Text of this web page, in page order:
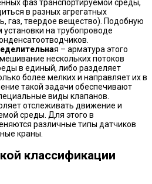
фаз транспортируемой среды,
в разных агрегатных
газ, твердое вещество). Подобную
на трубопроводе
я – арматура этого
нескольких потоков
в единый, либо разделяет
более мелких и направляет их в
такой задачи обеспечивают
виды клапанов.
отслеживать движение и
среды. Для этого в
различные типы датчиков
краны.
классификации